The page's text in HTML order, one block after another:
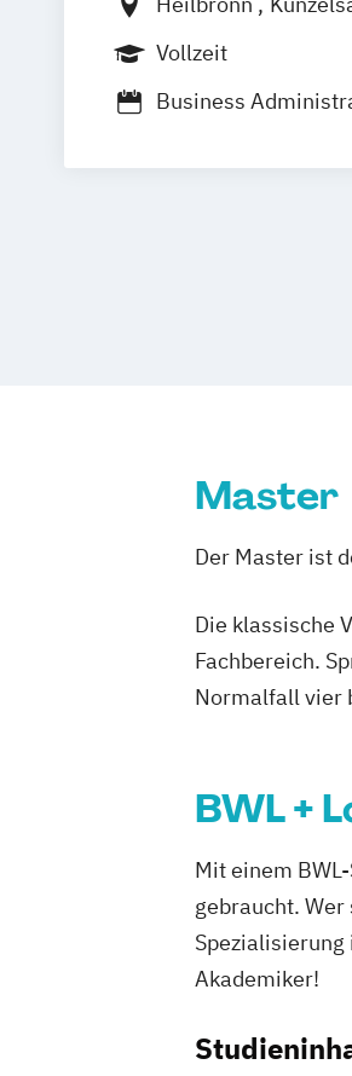
Vollzeit
Business
Logistik- und
Master
Der Master ist
Die klassische
Fachbereich.
Normalfall vier
BWL +
Mit einem
gebraucht.
Akademiker!